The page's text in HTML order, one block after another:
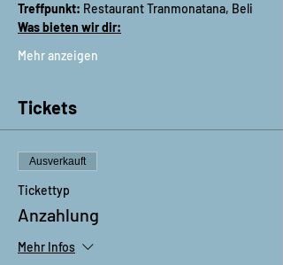
Treffpunkt: Restaurant Tranmonatana, Beli
Was bieten wir dir:
Mehr anzeigen
Tickets
Ausverkauft
Tickettyp
Anzahlung
Mehr Infos